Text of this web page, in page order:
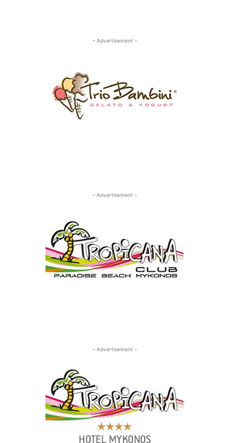
– Advertisement –
– Advertisement –
– Advertisement –